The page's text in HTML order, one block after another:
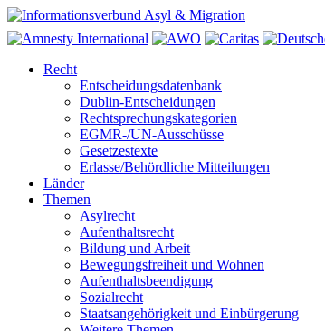
Recht
Entscheidungsdatenbank
Dublin-Entscheidungen
Rechtsprechungskategorien
EGMR-/UN-Ausschüsse
Gesetzestexte
Erlasse/Behördliche Mitteilungen
Länder
Themen
Asylrecht
Aufenthaltsrecht
Bildung und Arbeit
Bewegungsfreiheit und Wohnen
Aufenthaltsbeendigung
Sozialrecht
Staatsangehörigkeit und Einbürgerung